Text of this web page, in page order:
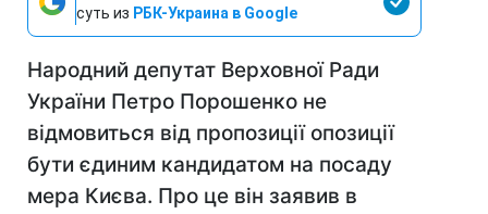
суть из РБК-Украина в Google
Народний депутат Верховної Ради
України Петро Порошенко не
відмовиться від пропозиції опозиції
бути єдиним кандидатом на посаду
мера Києва. Про це він заявив в